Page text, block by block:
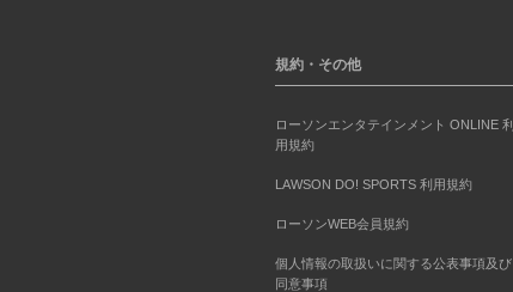
規約・その他
ローソンエンタテインメント ONLINE 利
用規約
LAWSON DO! SPORTS 利用規約
ローソンWEB会員規約
個人情報の取扱いに関する公表事項及び
同意事項